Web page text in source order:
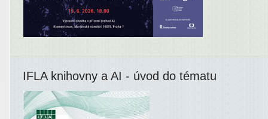
IFLA knihovny a AI - úvod do tématu